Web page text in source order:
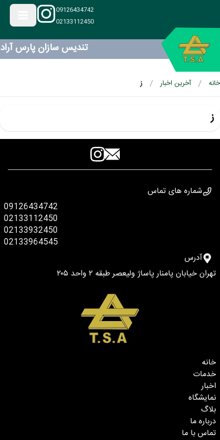
09126434742
02133112450
تندیس سازان پارس آراد
خانه آخرین اخبار ز
ز
شماره های تماس
09126434742
02133112450
02133932450
02133964545
آدرس
تهران خیابان پامنار پاساژ ولیعصر طبقه ۲ واحد ۲۰۵
خانه
خدمات
اخبار
نمایشگاه
بلاگ
درباره ما
تماس با ما